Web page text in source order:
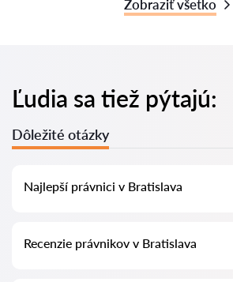
Zobraziť všetko
Ľudia sa tiež pýtajú:
Dôležité otázky
Najlepší právnici v Bratislava
kompletnými informáciami. Ceny, recenzie,
Recenzie právnikov v Bratislava